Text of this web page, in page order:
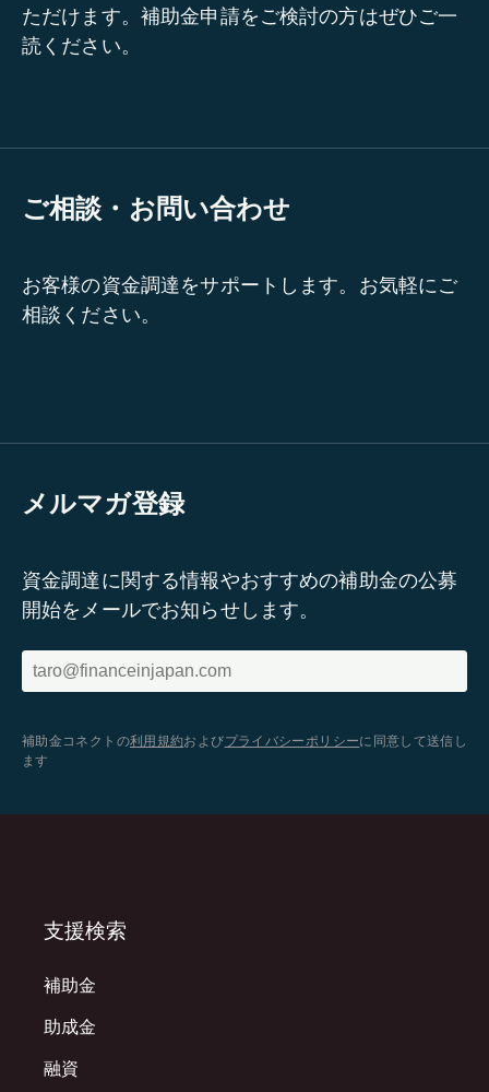
ただけます。補助金申請をご検討の方はぜひご一
読ください。
ご相談・お問い合わせ
お客様の資金調達をサポートします。お気軽にご
相談ください。
メルマガ登録
資金調達に関する情報やおすすめの補助金の公募
開始をメールでお知らせします。
補助金コネクトの利用規約およびプライバシーポリシーに同意して送信し
ます
支援検索
補助金
助成金
融資